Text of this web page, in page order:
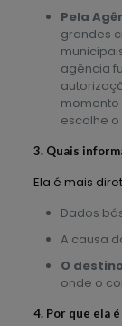
Pela
grandes
agência
momento
escolhe
3. Quais
Ela é mais
Dados
A causa
O
onde o
4. Por que ela